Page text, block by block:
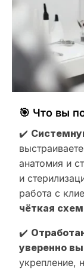
🎯 Что вы
✔️
анатомия и
и
работа с
чёткая
✔️
уверенно
укрепление,